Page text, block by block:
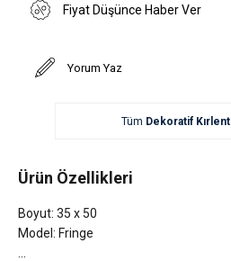
Fiyat Düşünce Haber Ver
Yorum Yaz
Tüm Dekoratif Kırlent
Ürün Özellikleri
Boyut: 35 x 50
Model: Fringe